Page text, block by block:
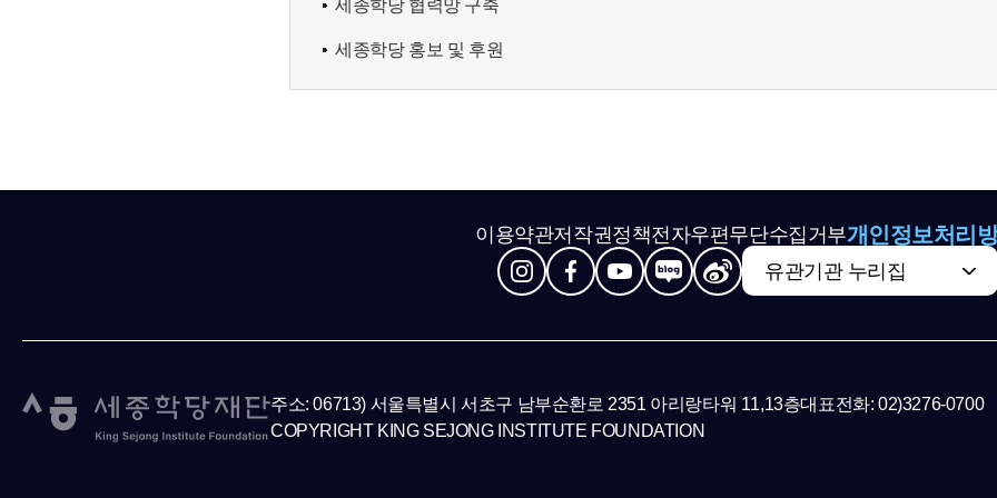
세종학당 협력망 구축
세종학당 홍보 및 후원
이용약관저작권정책전자우편무단수집거부개인정보처리
유관기관 누리집
주소: 06713) 서울특별시 서초구 남부순환로 2351 아리랑타워 11,13층대표전화: 02)3276-0700
COPYRIGHT KING SEJONG INSTITUTE FOUNDATION